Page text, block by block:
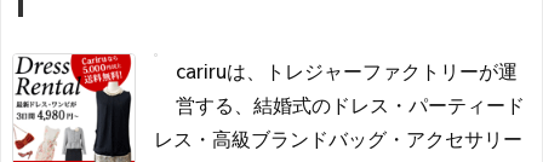
cariruは、トレジャーファクトリーが運
営する、結婚式のドレス・パーティード
レス・高級ブランドバッグ・アクセサリー